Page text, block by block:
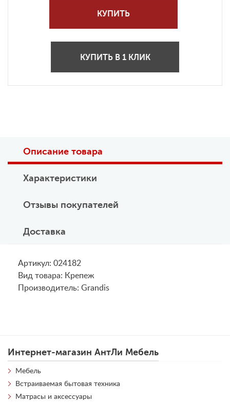
КУПИТЬ
КУПИТЬ В 1 КЛИК
Описание товара
Характеристики
Отзывы покупателей
Доставка
Артикул: 024182
Вид товара: Крепеж
Производитель: Grandis
Интернет-магазин АнтЛи Мебель
Мебель
Встраиваемая бытовая техника
Матрасы и аксессуары